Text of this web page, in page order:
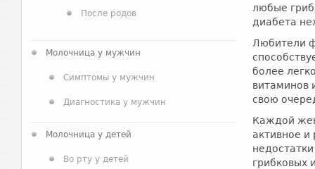
После родов
Молочница у мужчин
Симптомы у мужчин
Диагностика у мужчин
Молочница у детей
Во рту у детей
любые
диабета
Любители
более
витаминов
свою
Каждой
активное и
грибковых